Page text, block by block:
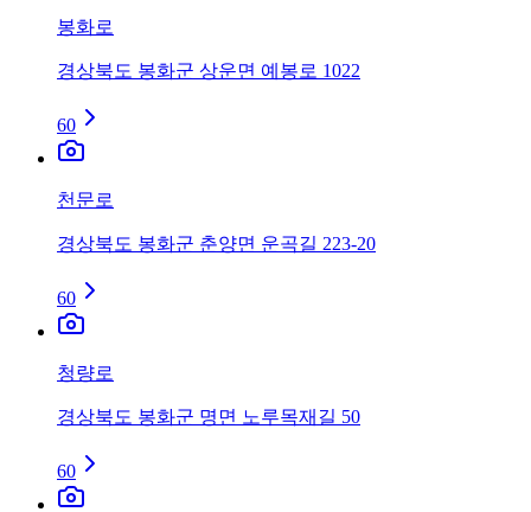
봉화로
경상북도 봉화군 상운면 예봉로 1022
60
천문로
경상북도 봉화군 춘양면 운곡길 223-20
60
청량로
경상북도 봉화군 명면 노루목재길 50
60